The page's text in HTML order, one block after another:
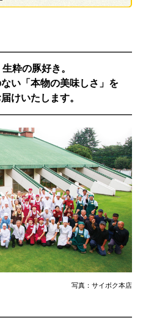
粋の豚好き。
い「本物の美味しさ」を
けいたします。
写真：サイボク本店